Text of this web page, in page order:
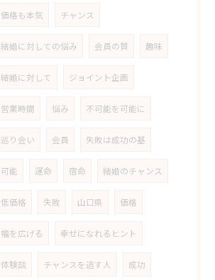
価格も本気 チャンス
結婚に対しての悩み 会員の質 趣味
結婚に対して ジョイント企画
営業時間 悩み 不可能を可能に
巡り会い 会員 失敗は成功の基
可能 運命 宿命 結婚のチャンス
低価格 失敗 山口県 価格
幅を広げる 幸せになれるヒント
体験談 チャンスを逃す人 成功